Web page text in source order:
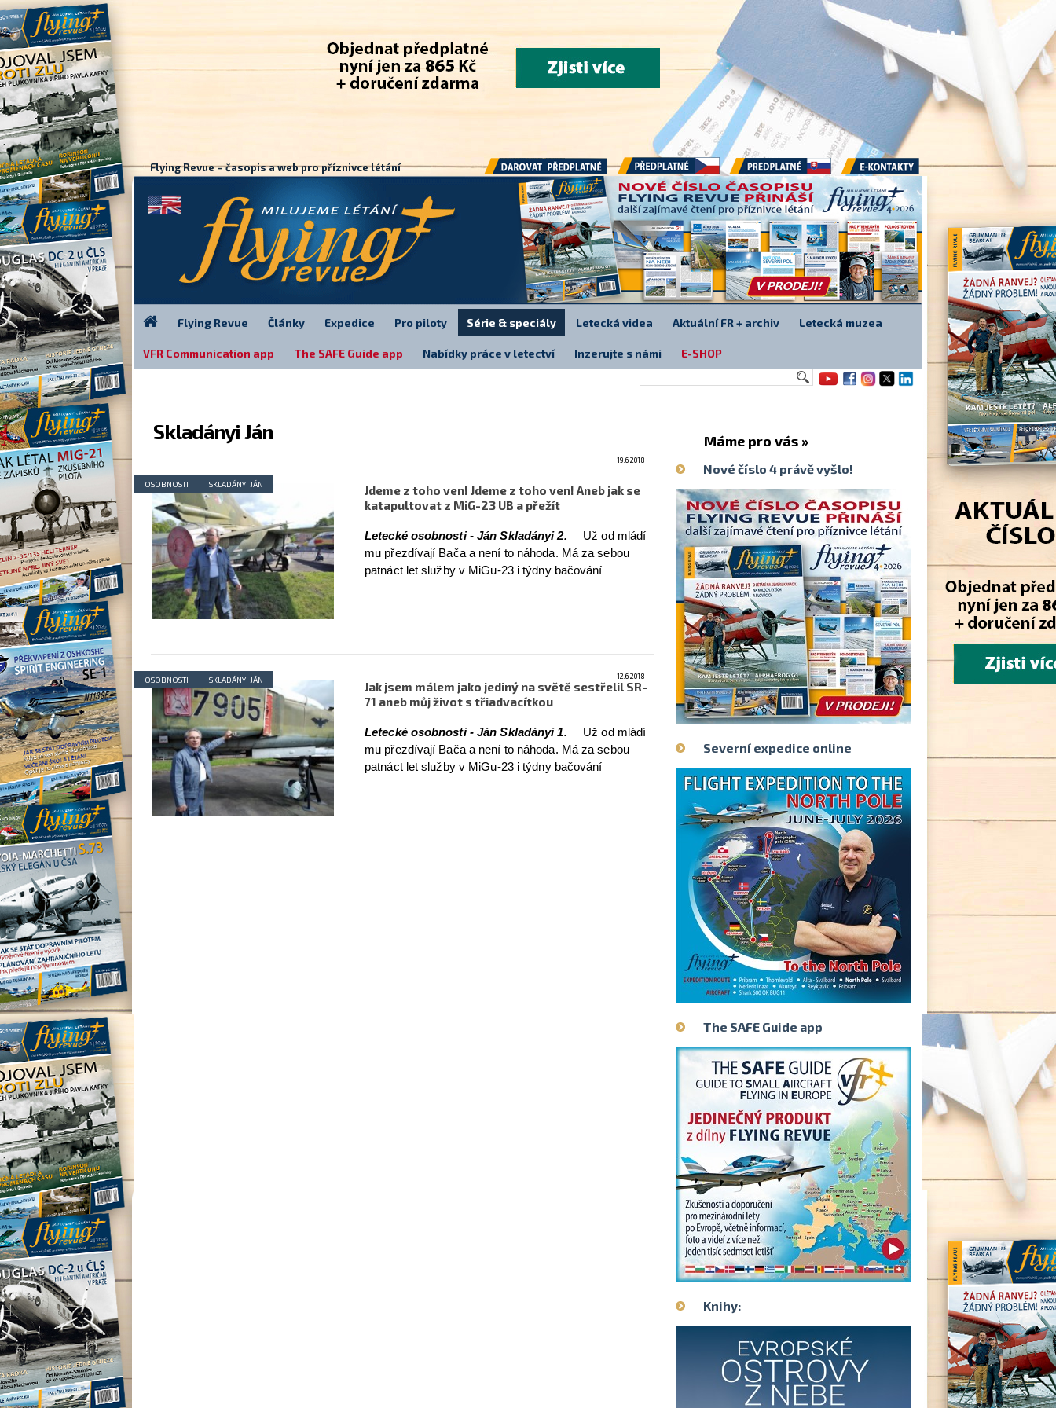
Skladányi Ján
19.6.2018
Jdeme z toho ven! Jdeme z toho ven! Aneb jak se
katapultovat z MiG-23 UB a přežít
Letecké osobnosti - Ján Skladányi 2.
Už od mládí
mu přezdívají Bača a není to náhoda. Má za sebou
patnáct let služby v MiGu-23 i týdny bačování
štěstěny. Dostal jsem druhou šanci, říká muž, který se
jako jediný člověk spolu se svým kolegou úspěšně
katapultoval z MiGu-23 UB. Dnes dokončení.více
OSOBNOSTI SKLADÁNYI JÁN
12.6.2018
Jak jsem málem jako jediný na světě sestřelil SR-
71 aneb můj život s třiadvacítkou
Letecké osobnosti - Ján Skladányi 1.
Už od mládí
mu přezdívají Bača a není to náhoda. Má za sebou
patnáct let služby v MiGu-23 i týdny bačování
OSOBNOSTI SKLADÁNYI JÁN
Máme pro vás »
Nové číslo 4 právě vyšlo!
Severní expedice online
The SAFE Guide app
Knihy:
Flying Revue – časopis a web pro příznivce létání
Darovat předplatné Předplatné Předplatné E-kontakty
Flying Revue Články Expedice Pro piloty Série & speciály Letecká videa Aktuální FR + archiv Letecká muzea
VFR Communication app The SAFE Guide app Nabídky práce v letectví Inzerujte s námi E-SHOP